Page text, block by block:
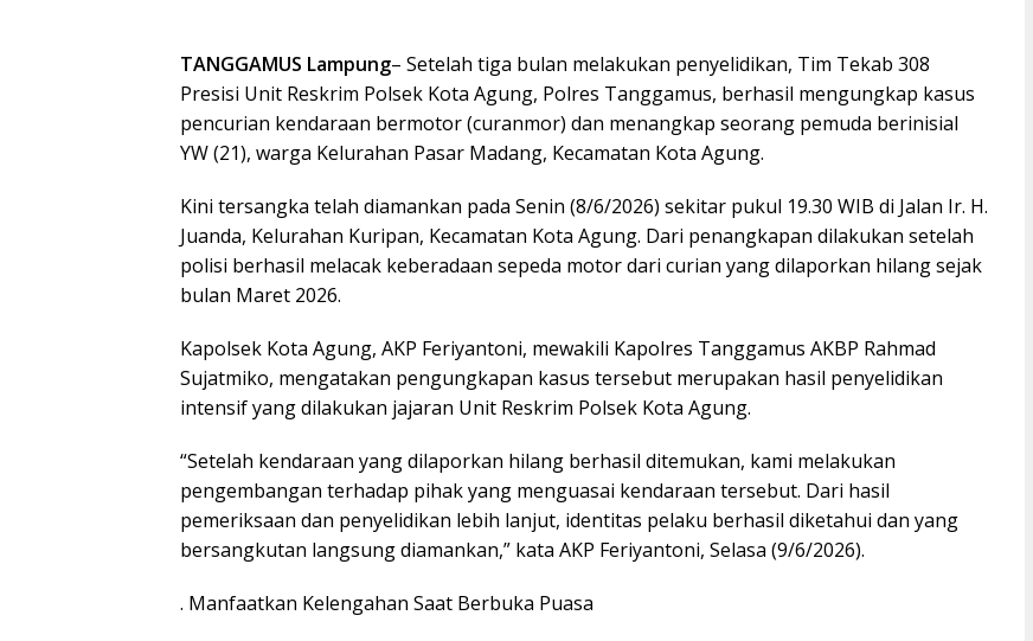
TANGGAMUS Lampung– Setelah tiga bulan melakukan penyelidikan, Tim Tekab 308
Presisi Unit Reskrim Polsek Kota Agung, Polres Tanggamus, berhasil mengungkap kasus
pencurian kendaraan bermotor (curanmor) dan menangkap seorang pemuda berinisial
YW (21), warga Kelurahan Pasar Madang, Kecamatan Kota Agung.
Kini tersangka telah diamankan pada Senin (8/6/2026) sekitar pukul 19.30 WIB di Jalan Ir. H.
Juanda, Kelurahan Kuripan, Kecamatan Kota Agung. Dari penangkapan dilakukan setelah
polisi berhasil melacak keberadaan sepeda motor dari curian yang dilaporkan hilang sejak
bulan Maret 2026.
Kapolsek Kota Agung, AKP Feriyantoni, mewakili Kapolres Tanggamus AKBP Rahmad
Sujatmiko, mengatakan pengungkapan kasus tersebut merupakan hasil penyelidikan
intensif yang dilakukan jajaran Unit Reskrim Polsek Kota Agung.
“Setelah kendaraan yang dilaporkan hilang berhasil ditemukan, kami melakukan
pengembangan terhadap pihak yang menguasai kendaraan tersebut. Dari hasil
pemeriksaan dan penyelidikan lebih lanjut, identitas pelaku berhasil diketahui dan yang
bersangkutan langsung diamankan,” kata AKP Feriyantoni, Selasa (9/6/2026).
. Manfaatkan Kelengahan Saat Berbuka Puasa